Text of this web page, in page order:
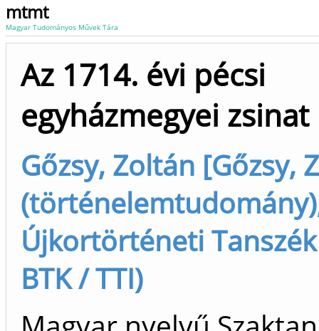
mtmt
Magyar Tudományos Művek Tára
Az 1714. évi pécsi
egyházmegyei zsinat
Gőzsy, Zoltán [Gőzsy,
Újkortörténeti Tanszék
BTK / TTI)